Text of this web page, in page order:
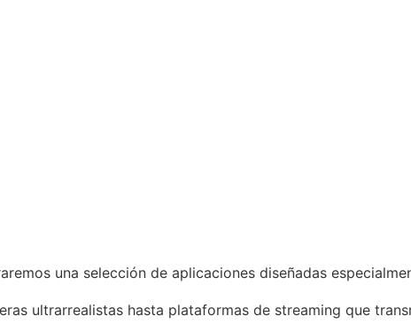
una selección de aplicaciones diseñadas
ultrarrealistas hasta plataformas de streaming que